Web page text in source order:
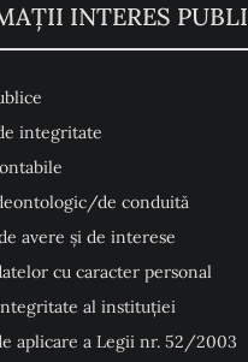
INTERES
integritate
de conduită
avere și de interese
cu caracter personal
al instituției
aplicare a Legii nr. 52/2003